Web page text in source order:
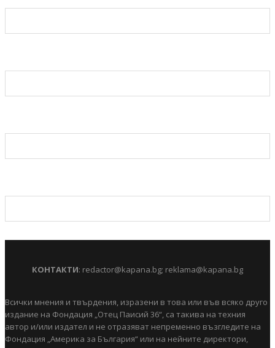
КОНТАКТИ: redactor@kapana.bg; reklama@kapana.bg
Всички мнения и твърдения, изразени в това или във всяко друго
издание на Фондация „Отец Паисий 36“, са такива на техния
автор и/или издател и не отразяват непременно възгледите на
Фондация „Америка за България“ или на нейните директори,